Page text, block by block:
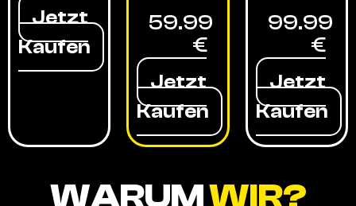
Jetzt
Kaufen
59.99
€
Jetzt
Kaufen
99.99
€
Jetzt
Kaufen
WARUMWIR?